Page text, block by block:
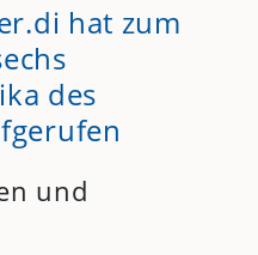
hat zum
des
und